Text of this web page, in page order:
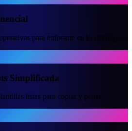
para enfocarte en lo estratégico.
Simplificada
listas para copiar y pegar.